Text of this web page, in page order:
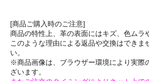
[商品ご購入時のご注意]
商品の特性上、革の表面にはキズ、色ムラ
このような理由による返品や交換はできま
い。
※商品画像は、ブラウザー環境により実際
ざいます。